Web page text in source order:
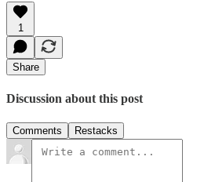
1
Share
Discussion about this post
Comments Restacks